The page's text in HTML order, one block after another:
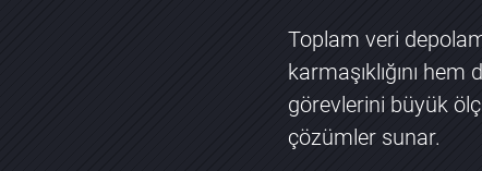
Toplam veri
karmaşıklığını
görevlerini büyük
çözümler sunar.